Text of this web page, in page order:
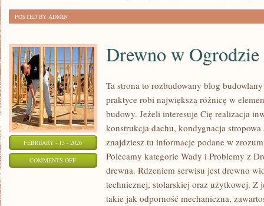
POSTED BY ADMIN
FEBRUARY - 13 - 2026
COMMENTS OFFON
Drewno w Ogrodzie
Ta strona to rozbudowany blog
praktyce robi największą różnicę w
budowy. Jeżeli interesuje Cię realizacja
konstrukcja dachu, kondygnacja
znajdziesz tu informacje podane w
Polecamy kategorie Wady i Problemy z
drewna. Rdzeniem serwisu jest drewno
technicznej, stolarskiej oraz użytkowej. Z
takie jak odporność mechaniczna,